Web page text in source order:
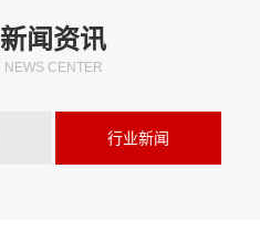
新闻资讯
NEWS CENTER
行业新闻